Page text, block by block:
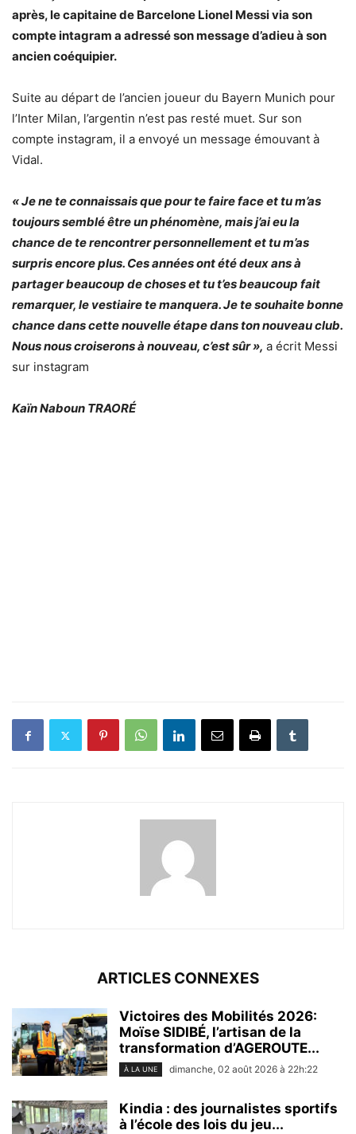
après, le capitaine de Barcelone Lionel Messi via son
compte intagram a adressé son message d’adieu à son
ancien coéquipier.
Suite au départ de l’ancien joueur du Bayern Munich pour
l’Inter Milan, l’argentin n’est pas resté muet. Sur son
compte instagram, il a envoyé un message émouvant à
Vidal.
« Je ne te connaissais que pour te faire face et tu m’as
toujours semblé être un phénomène, mais j’ai eu la
chance de te rencontrer personnellement et tu m’as
surpris encore plus. Ces années ont été deux ans à
partager beaucoup de choses et tu t’es beaucoup fait
remarquer, le vestiaire te manquera. Je te souhaite bonne
chance dans cette nouvelle étape dans ton nouveau club.
Nous nous croiserons à nouveau, c’est sûr », a écrit Messi
sur instagram
Kaïn Naboun TRAORÉ
ARTICLES CONNEXES
Victoires des Mobilités 2026:
Moïse SIDIBÉ, l’artisan de la
transformation d’AGEROUTE...
À LA UNE dimanche, 02 août 2026 à 22h:22
Kindia : des journalistes sportifs
à l’école des lois du jeu...